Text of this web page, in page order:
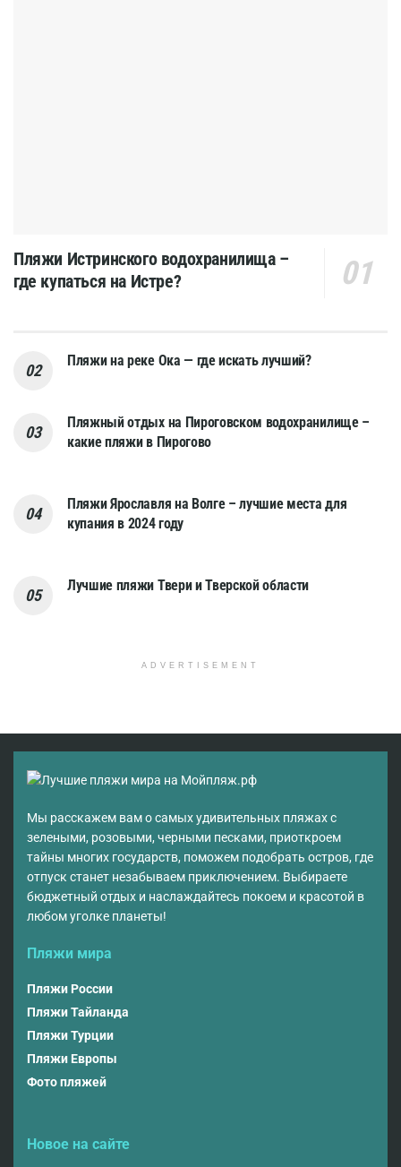
Пляжи Истринского водохранилища –
где купаться на Истре?
Пляжи на реке Ока — где искать лучший?
Пляжный отдых на Пироговском водохранилище –
какие пляжи в Пирогово
Пляжи Ярославля на Волге – лучшие места для
купания в 2024 году
Лучшие пляжи Твери и Тверской области
ADVERTISEMENT
Мы расскажем вам о самых удивительных пляжах с
зелеными, розовыми, черными песками, приоткроем
тайны многих государств, поможем подобрать остров, где
отпуск станет незабываем приключением. Выбираете
бюджетный отдых и наслаждайтесь покоем и красотой в
любом уголке планеты!
Пляжи мира
Пляжи России
Пляжи Тайланда
Пляжи Турции
Пляжи Европы
Фото пляжей
Новое на сайте